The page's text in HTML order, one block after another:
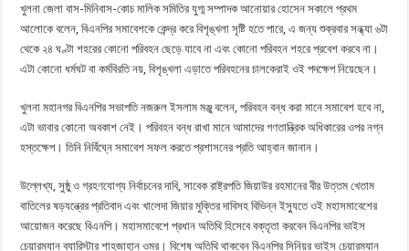
খুলনা জেলা বাস-মিনিবাস-কোচ মালিক সমিতির যুগ্ম সম্পাদক আনোয়ার হোসেন সকালে প্রথম
আলোকে বলেন, বিএনপির সমাবেশকে কেন্দ্র করে বিশৃঙ্খলা সৃষ্টি হতে পারে, এ জন্য শুক্রবার সন্ধ্যা ৬টা
থেকে ২৪ ঘণ্টা শহরের কোনো পরিবহন ছেড়ে যাবে না এবং কোনো পরিবহন শহরে প্রবেশ করবে না।
এটা কোনো ধর্মঘট বা কর্মবিরতি নয়, বিশৃঙ্খলা এড়াতে পরিবহনের চালকেরাই ওই পদক্ষেপ নিয়েছেন।
খুলনা মহানগর বিএনপির সভাপতি নজরুল ইসলাম মঞ্জু বলেন, পরিবহন বন্ধ করা মানে সমাবেশ হবে না,
এটা ভাবার কোনো অবকাশ নেই। পরিবহন বন্ধ রাখা মানে আমাদের গণতান্ত্রিক অধিকারের ওপর নগ্ন
হস্তক্ষেপ। তিনি নির্বিঘ্নে সমাবেশ সফল করতে প্রশাসনের প্রতি আহ্বান জানান।
উল্লেখ্য, সুষ্ঠু ও গ্রহণযোগ্য নির্বাচনের দাবি, সাবেক রাষ্ট্রপতি জিয়াউর রহমানের বীর উত্তম খেতাম
বাতিলের ষড়যন্ত্রের প্রতিবাদ এবং খালেদা জিয়ার মুক্তির দাবিসহ বিভিন্ন ইস্যুতে ওই মহাসমাবেশের
আয়োজন করেছে বিএনপি। মহাসমাবেশে প্রধান অতিথি হিসেবে বক্তৃতা করবেন বিএনপির ভাইস
চেয়ারম্যান ব্যারিস্টার শাহজাহান ওমর। বিশেষ অতিথি থাকবেন বিএনপির সিনিয়র ভাইস চেয়ারম্যান